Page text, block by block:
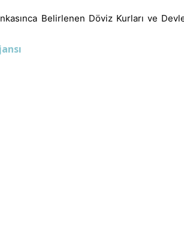
Belirlenen Döviz Kurları ve